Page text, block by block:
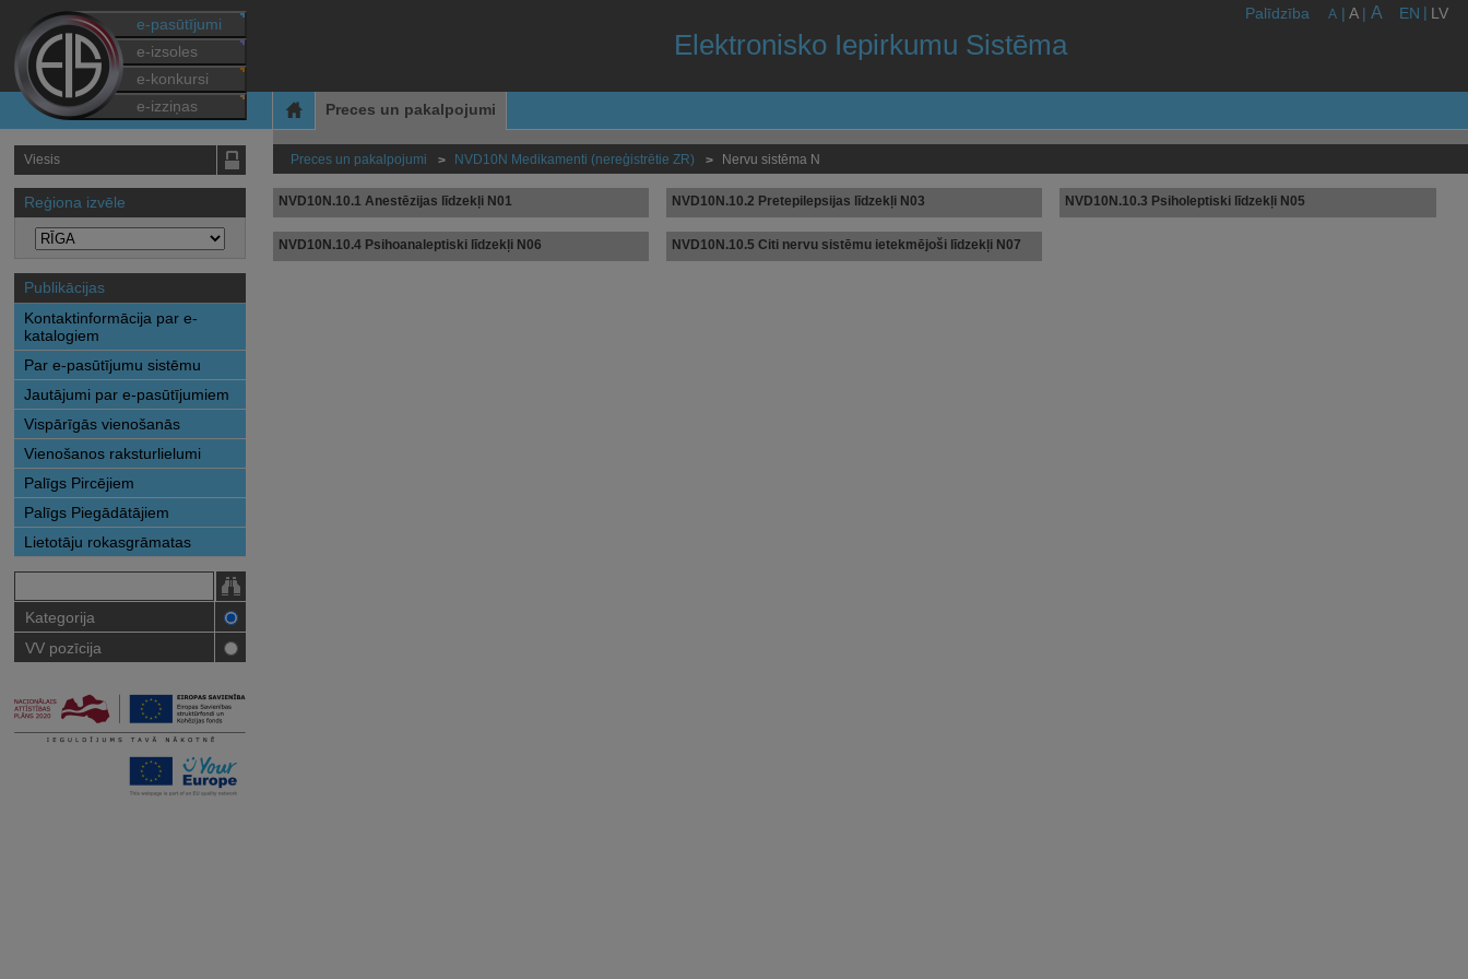
e-pasūtījumi
e-izsoles
e-konkursi
e-izziņas
Elektronisko Iepirkumu Sistēma
Palīdzība A | A | A EN | LV
Preces un pakalpojumi
Viesis
Reģiona izvēle
Publikācijas
Kontaktinformācija par e-
katalogiem
Par e-pasūtījumu sistēmu
Jautājumi par e-pasūtījumiem
Vispārīgās vienošanās
Vienošanos raksturlielumi
Palīgs Pircējiem
Palīgs Piegādātājiem
Lietotāju rokasgrāmatas
Kategorija
VV pozīcija
Preces un pakalpojumi > NVD10N Medikamenti (nereģistrētie ZR) > Nervu sistēma N
NVD10N.10.1 Anestēzijas līdzekļi N01 NVD10N.10.2 Pretepilepsijas līdzekļi N03 NVD10N.10.3 Psiholeptiski līdzekļi N05
NVD10N.10.4 Psihoanaleptiski līdzekļi N06 NVD10N.10.5 Citi nervu sistēmu ietekmējoši līdzekļi N07